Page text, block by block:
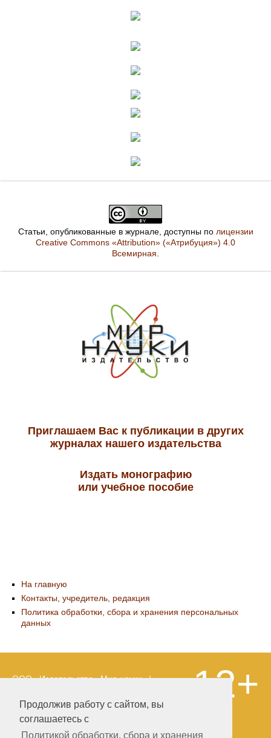
Продолжив работу с сайтом, вы
соглашаетесь с
Политикой обработки, сбора и хранения
Статьи, опубликованные в журнале, доступны по лицензии
Creative Commons «Attribution» («Атрибуция») 4.0
Всемирная
Приглашаем Вас к публикации в других
журналах нашего издательства
Издать монографию
или учебное пособие
На главную
Контакты, учредитель, редакция
Политика обработки, сбора и хранения персональных
данных
ООО «Издательство «Мир науки» \
LLC Материалы, размещенные на сайте,
охраняются Законом о защите авторских
прав. Публикация любых материалов
этого сайта запрещена без
12+